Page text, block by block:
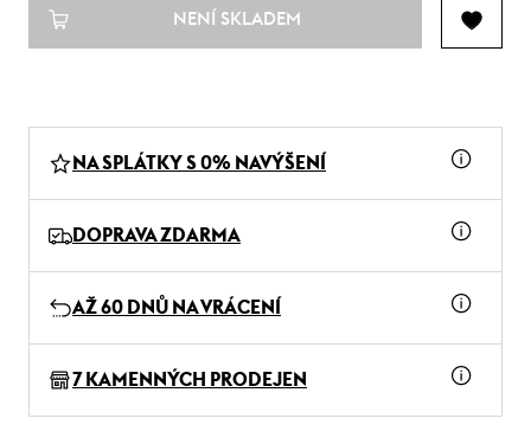
NENÍ SKLADEM
NA SPLÁTKY S 0% NAVÝŠENÍ
DOPRAVA ZDARMA
AŽ 60 DNŮ NA VRÁCENÍ
7 KAMENNÝCH PRODEJEN